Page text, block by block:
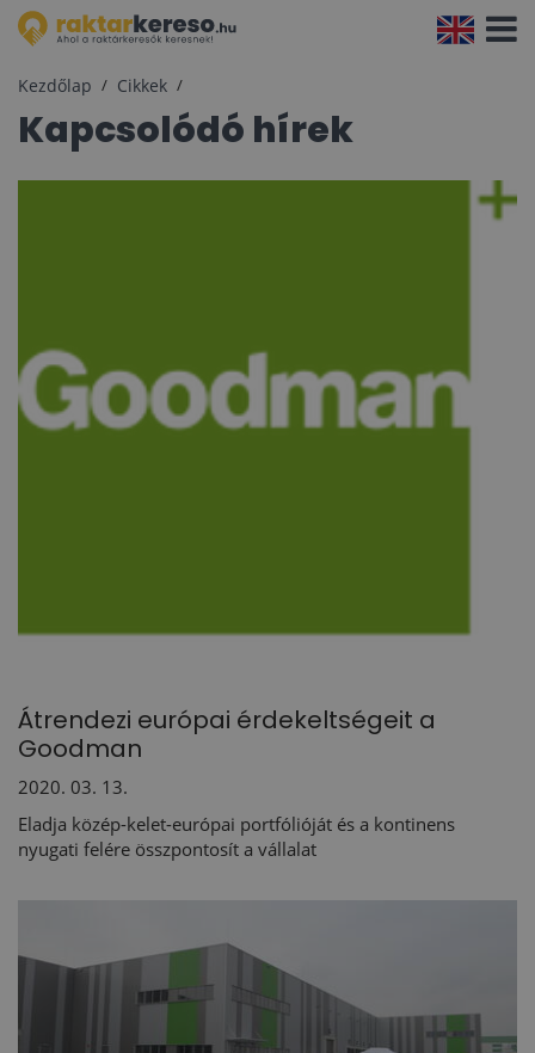
Kezdőlap Cikkek
Kapcsolódó hírek
Átrendezi európai érdekeltségeit a
Goodman
2020. 03. 13.
Eladja közép-kelet-európai portfólióját és a kontinens
nyugati felére összpontosít a vállalat